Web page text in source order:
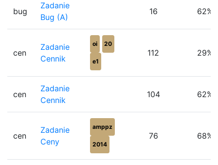
bug
Zadanie
Bug (A)
16 62%
cen
Zadanie
Cennik
oi 20
e1
112 29%
cen
Zadanie
Cennik
104 62%
cen
Zadanie
Ceny
amppz
2014
76 68%